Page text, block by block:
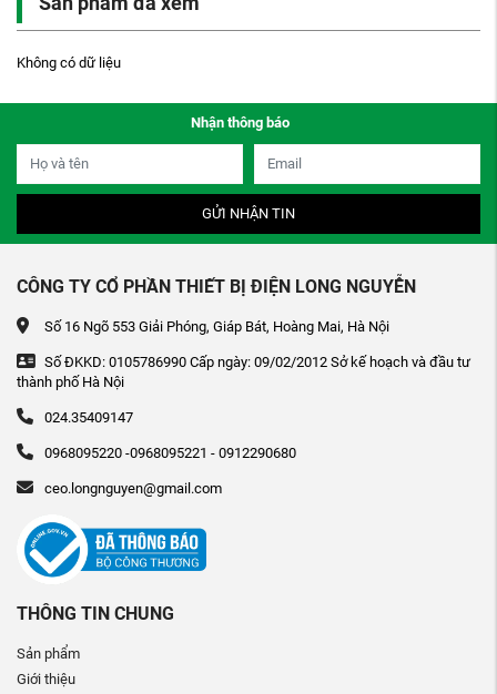
Không có dữ liệu
Nhận thông báo
GỬI NHẬN TIN
CÔNG TY CỔ PHẦN THIẾT BỊ ĐIỆN LONG NGUYỄN
Số 16 Ngõ 553 Giải Phóng, Giáp Bát, Hoàng Mai, Hà Nội
Số ĐKKD: 0105786990 Cấp ngày: 09/02/2012 Sở kế hoạch và đầu tư
thành phố Hà Nội
024.35409147
0968095220 -0968095221 - 0912290680
ceo.longnguyen@gmail.com
THÔNG TIN CHUNG
Sản phẩm
Giới thiệu